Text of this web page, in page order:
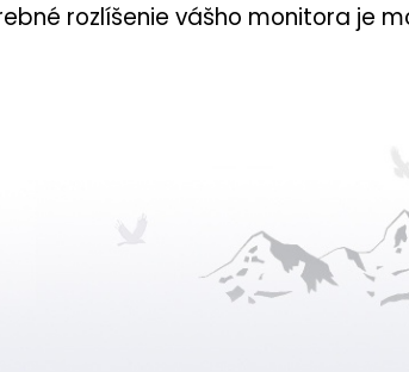
rozlíšenie vášho monitora je